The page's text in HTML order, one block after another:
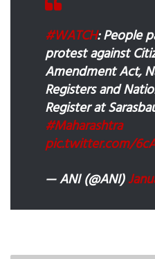
#WATCH: People
protest against
Amendment Act,
Registers and
Register at
#Maharashtra
pic.twitter.com/
— ANI (@ANI)